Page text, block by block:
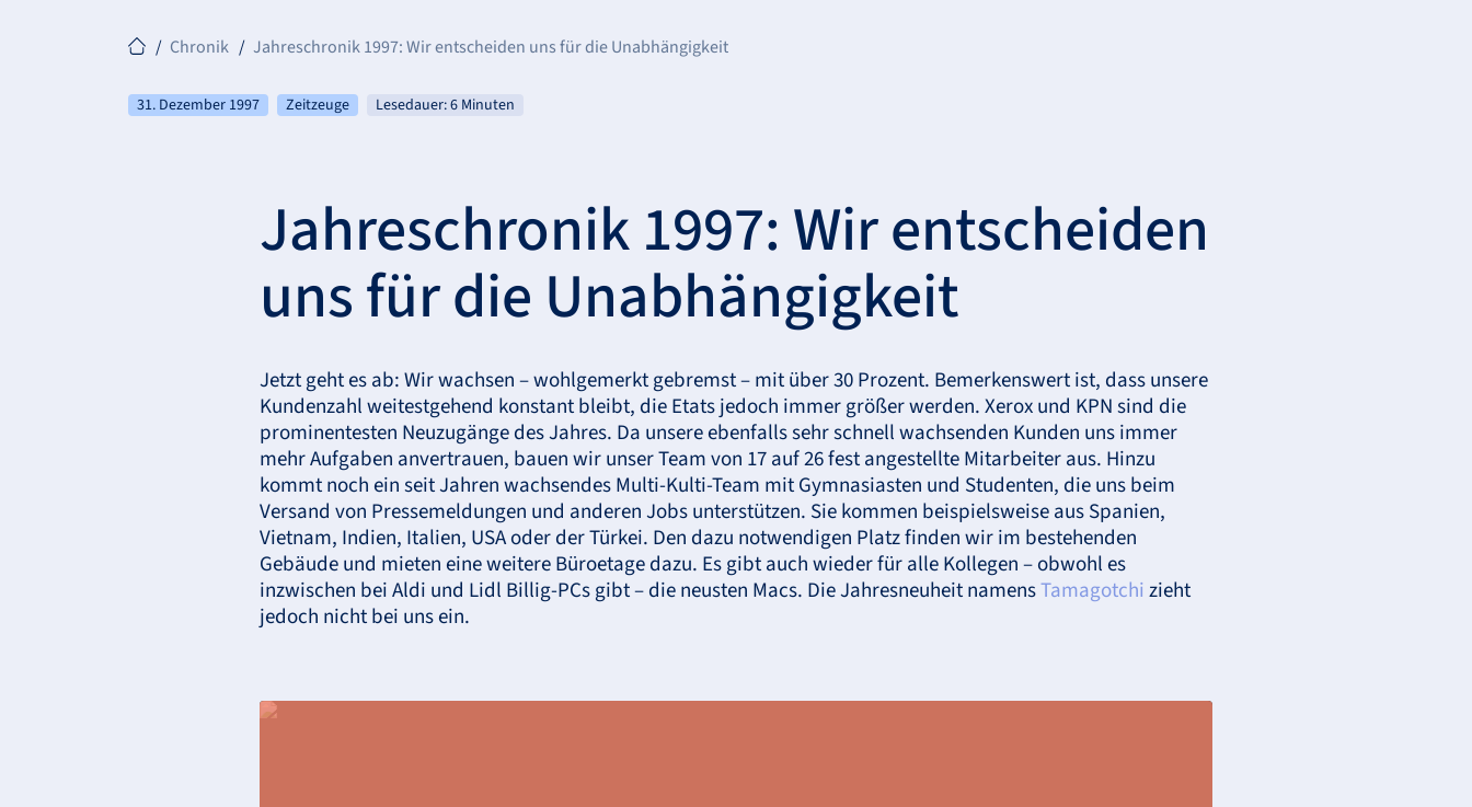
Chronik Jahreschronik 1997: Wir entscheiden uns für die Unabhängigkeit
31. Dezember 1997 Zeitzeuge Lesedauer: 6 Minuten
Jahreschronik 1997: Wir entscheiden
uns für die Unabhängigkeit
Jetzt geht es ab: Wir wachsen – wohlgemerkt gebremst – mit über 30 Prozent. Bemerkenswert ist, dass unsere
Kundenzahl weitestgehend konstant bleibt, die Etats jedoch immer größer werden. Xerox und KPNsind die
prominentesten Neuzugänge des Jahres. Da unsere ebenfalls sehr schnell wachsenden Kunden uns immer
mehr Aufgaben anvertrauen, bauen wir unser Team von 17 auf 26 fest angestellte Mitarbeiter aus. Hinzu
kommt noch ein seit Jahren wachsendes Multi-Kulti-Team mit Gymnasiasten und Studenten, die uns beim
Versand von Pressemeldungen und anderen Jobs unterstützen. Sie kommen beispielsweise aus Spanien,
Vietnam, Indien, Italien, USAoder der Türkei. Den dazu notwendigen Platz finden wir im bestehenden
Gebäude und mieten eine weitere Büroetage dazu. Es gibt auch wieder für alle Kollegen – obwohl es
inzwischen bei Aldi und Lidl Billig-PCs gibt – die neusten Macs. Die Jahresneuheit namensTamagotchizieht
jedoch nicht bei uns ein.